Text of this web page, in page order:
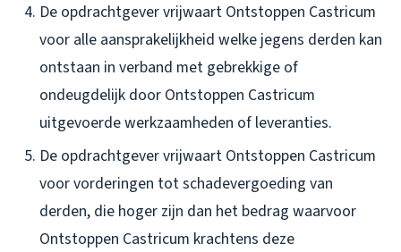
De opdrachtgever vrijwaart Ontstoppen Castricum
voor alle aansprakelijkheid welke jegens derden kan
ontstaan in verband met gebrekkige of
ondeugdelijk door Ontstoppen Castricum
uitgevoerde werkzaamheden of leveranties.
De opdrachtgever vrijwaart Ontstoppen Castricum
voor vorderingen tot schadevergoeding van
derden, die hoger zijn dan het bedrag waarvoor
Ontstoppen Castricum krachtens deze